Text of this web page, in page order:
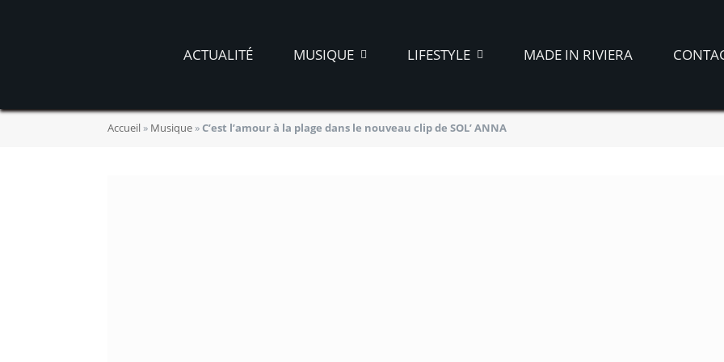
ACTUALITÉ MUSIQUE LIFESTYLE MADE IN RIVIERA
Accueil » Musique »C’est l’amour à la plage dans le nouveau clip de SOL’ ANNA